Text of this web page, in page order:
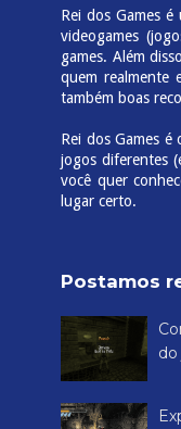
Rei dos Games
videogames
games. Além
quem realmente
também boas
Rei dos Games
jogos diferentes
você quer
lugar certo.
Postamos